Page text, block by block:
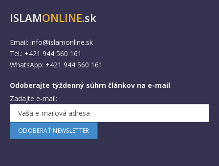
ISLAMONLINE.sk
Email: info@islamonline.sk
Tel.: +421 944 560 161
WhatsApp: +421 944 560 161
Odoberajte týždenný súhrn článkov na e-mail
Zadajte e-mail: